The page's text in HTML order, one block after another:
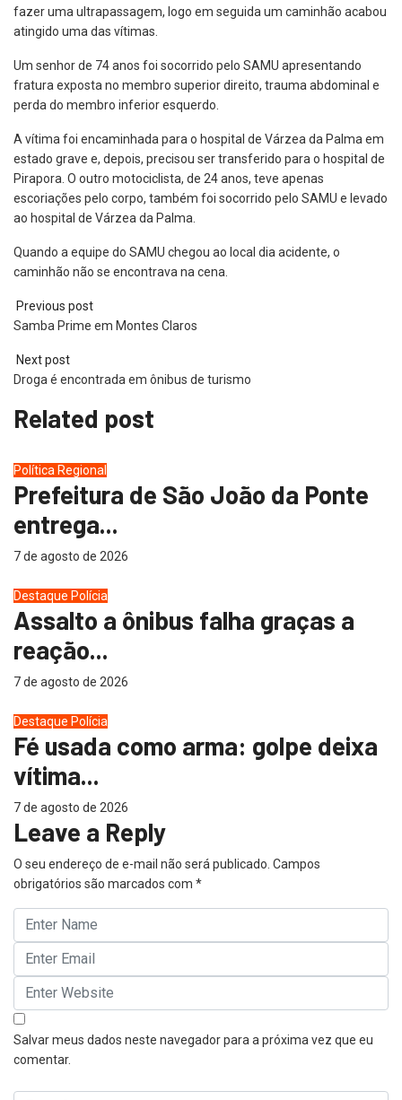
fazer uma ultrapassagem, logo em seguida um caminhão acabou
atingido uma das vítimas.
Um senhor de 74 anos foi socorrido pelo SAMU apresentando
fratura exposta no membro superior direito, trauma abdominal e
perda do membro inferior esquerdo.
A vítima foi encaminhada para o hospital de Várzea da Palma em
estado grave e, depois, precisou ser transferido para o hospital de
Pirapora. O outro motociclista, de 24 anos, teve apenas
escoriações pelo corpo, também foi socorrido pelo SAMU e levado
ao hospital de Várzea da Palma.
Quando a equipe do SAMU chegou ao local dia acidente, o
caminhão não se encontrava na cena.
Previous post
Samba Prime em Montes Claros
Next post
Droga é encontrada em ônibus de turismo
Related post
Política Regional
Prefeitura de São João da Ponte
entrega...
7 de agosto de 2026
Destaque Polícia
Assalto a ônibus falha graças a
reação...
7 de agosto de 2026
Destaque Polícia
Fé usada como arma: golpe deixa
vítima...
7 de agosto de 2026
Leave a Reply
O seu endereço de e-mail não será publicado. Campos
obrigatórios são marcados com *
Salvar meus dados neste navegador para a próxima vez que eu
comentar.